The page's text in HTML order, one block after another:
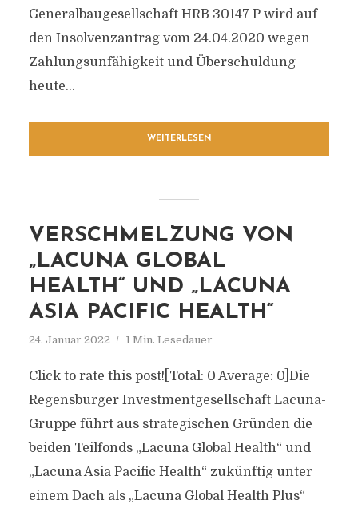
Generalbaugesellschaft HRB 30147 P wird auf
den Insolvenzantrag vom 24.04.2020 wegen
Zahlungsunfähigkeit und Überschuldung
heute...
WEITERLESEN
VERSCHMELZUNG VON
„LACUNA GLOBAL
HEALTH“ UND „LACUNA
ASIA PACIFIC HEALTH“
24. Januar 2022 1 Min. Lesedauer
Click to rate this post![Total: 0 Average: 0]Die
Regensburger Investmentgesellschaft Lacuna-
Gruppe führt aus strategischen Gründen die
beiden Teilfonds „Lacuna Global Health“ und
„Lacuna Asia Pacific Health“ zukünftig unter
einem Dach als „Lacuna Global Health Plus“